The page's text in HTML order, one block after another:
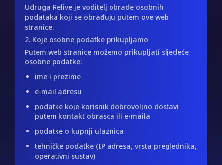
Udruga Relive je voditelj obrade osobnih
podataka koji se obrađuju putem ove web
stranice.
2. Koje osobne podatke prikupljamo
Putem web stranice možemo prikupljati sljedeće
osobne podatke:
ime i prezime
e-mail adresu
podatke koje korisnik dobrovoljno dostavi
putem kontakt obrasca ili e-maila
podatke o kupnji ulaznica
tehničke podatke (IP adresa, vrsta preglednika,
operativni sustav)